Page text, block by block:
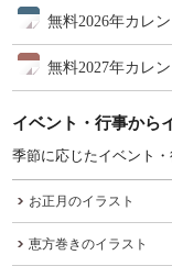
無料2026年カレ
無料2027年カレ
イベント・行事から
季節に応じたイベント
お正月のイラスト
恵方巻きのイラスト